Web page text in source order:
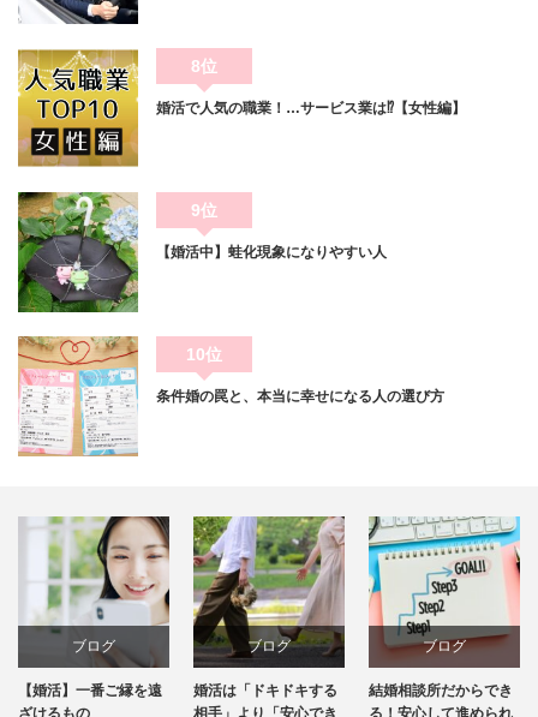
8位
婚活で人気の職業！…サービス業は⁉【女性編】
9位
【婚活中】蛙化現象になりやすい人
10位
条件婚の罠と、本当に幸せになる人の選び方
ブログ
【婚活】一番ご縁を遠
ざけるもの
ブログ
婚活は「ドキドキする
相手」より「安心でき
ブログ
結婚相談所だからでき
る！安心して進められ